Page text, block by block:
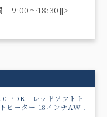
9:00〜18:30]]>
PDK レッドソフトト
ヒーター 18インチAW！